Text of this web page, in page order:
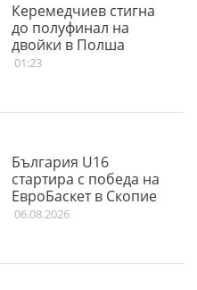
Керемедчиев стигна
до полуфинал на
двойки в Полша
01:23
България U16
стартира с победа на
ЕвроБаскет в Скопие
06.08.2026